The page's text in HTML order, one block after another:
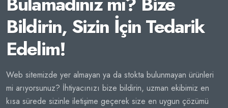
Bildirin, Sizin İçin Tedarik
Edelim!
Web sitemizde yer almayan ya da stokta bulunmayan ürünleri
mi arıyorsunuz? İhtiyacınızı bize bildirin, uzman ekibimiz en
kısa sürede sizinle iletişime geçerek size en uygun çözümü